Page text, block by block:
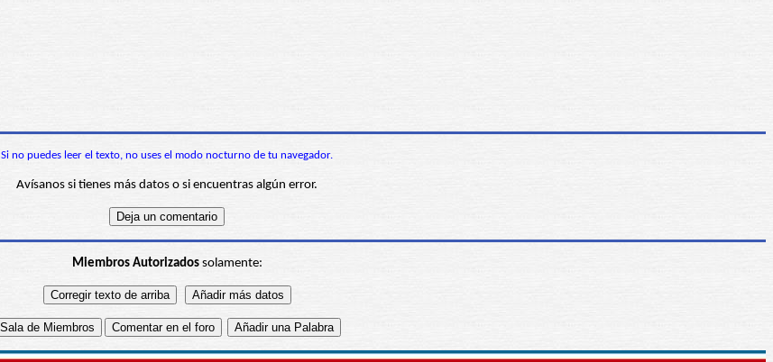
Si no puedes leer el texto, no uses el modo nocturno de tu navegador.
Avísanos si tienes más datos o si encuentras algún error.
Miembros Autorizadossolamente: